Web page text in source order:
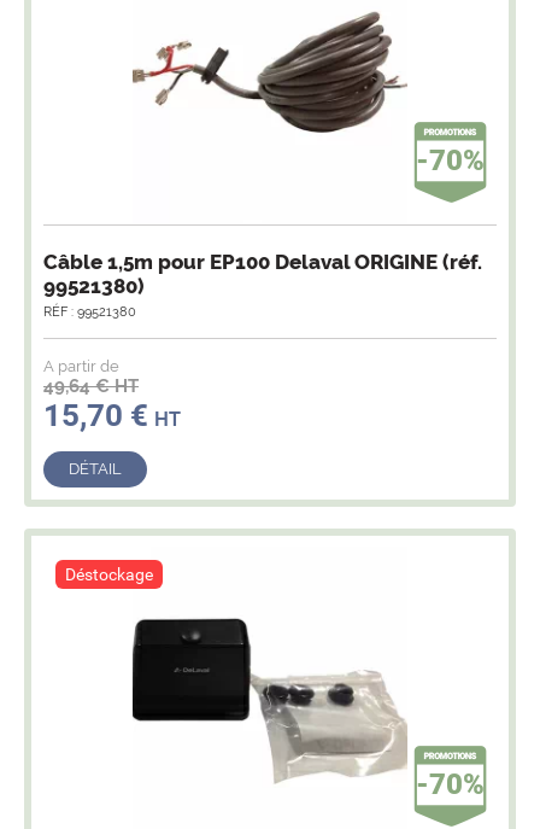
-70%
Câble 1,5m pour EP100 Delaval ORIGINE (réf.
99521380)
RÉF : 99521380
A partir de
49,64 € HT
15,70 € HT
DÉTAIL
Déstockage
-70%